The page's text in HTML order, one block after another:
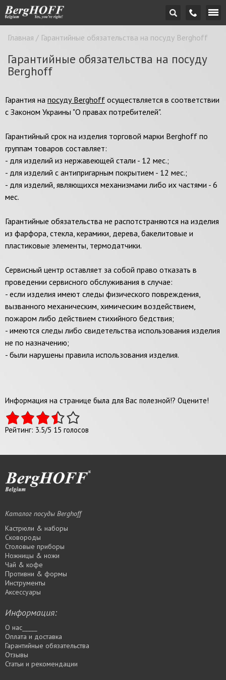
Главная / Гарантийные обязательства на посуду Berghoff
Гарантийные обязательства на посуду
Berghoff
Гарантия на посуду Berghoff осуществляется в соответствии
с Законом Украины "О правах потребителей".
Гарантийный срок на изделия торговой марки Berghoff по
группам товаров составляет:
- для изделий из нержавеющей стали - 12 мес.;
- для изделий с антипригарным покрытием - 12 мес.;
- для изделий, являющихся механизмами либо их частями - 6
мес.
Гарантийные обязательства не распотстраняются на изделия
из фарфора, стекла, керамики, дерева, бакелитовые и
пластиковые элементы, термодатчики.
Сервисный центр оставляет за собой право отказать в
проведении сервисного обслуживания в случае:
- если изделия имеют следы физического повреждения,
вызванного механическим, химическим воздействием,
пожаром либо действием стихийного бедствия;
- имеются следы либо свидетельства использования изделия
не по назначению;
- были нарушены правила использования изделия.
Информация на странице была для Вас полезной!? Оцените!
Рейтинг: 3.5/5 15 голосов
Каталог посуды Berghoff
Кастрюли & наборы
Сковороды
Столовые приборы
Ножницы & ножи
Чай & кофе
Противни & формы
Инструменты
Аксессуары
Информация:
О нас_____
Оплата и доставка
Гарантийные обязательства
Отзывы
Статьи и рекомендации